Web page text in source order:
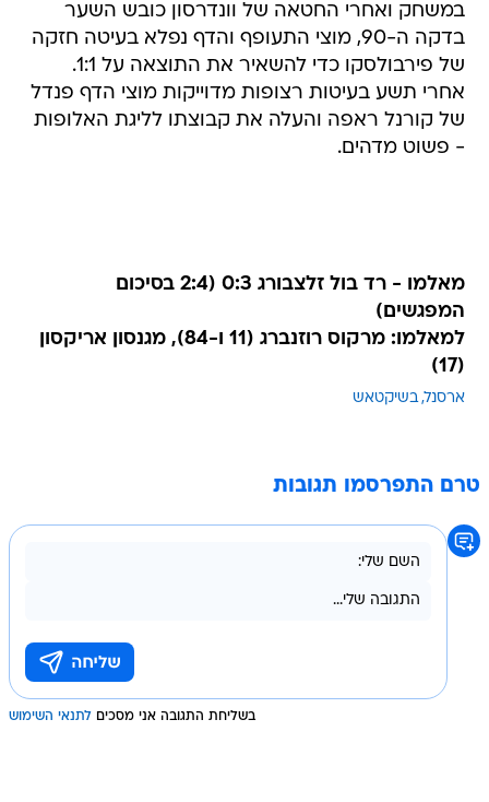
במשחק ואחרי החטאה של וונדרסון כובש השער
בדקה ה-90, מוצי התעופף והדף נפלא בעיטה חזקה
של פירבולסקו כדי להשאיר את התוצאה על 1:1.
אחרי תשע בעיטות רצופות מדוייקות מוצי הדף פנדל
של קורנל ראפה והעלה את קבוצתו לליגת האלופות
- פשוט מדהים.
מאלמו - רד בול זלצבורג 0:3 (2:4 בסיכום
המפגשים)
למאלמו: מרקוס רוזנברג (11 ו-84), מגנסון אריקסון
(17)
ארסנל בשיקטאש
טרם התפרסמו תגובות
בשליחת התגובה אני מסכים לתנאי השימוש